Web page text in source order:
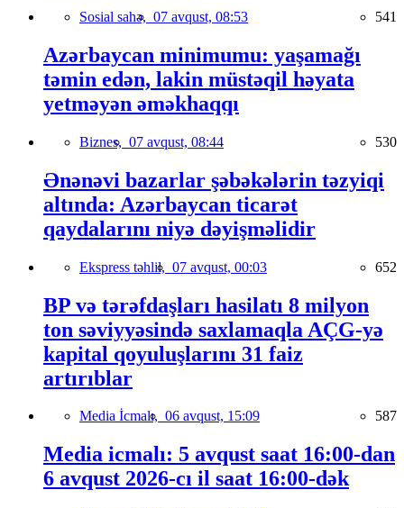
Sosial sahə, 07 avqust, 08:53 541
Azərbaycan minimumu: yaşamağı
təmin edən, lakin müstəqil həyata
yetməyən əməkhaqqı
Biznes, 07 avqust, 08:44 530
Ənənəvi bazarlar şəbəkələrin təzyiqi
altında: Azərbaycan ticarət
qaydalarını niyə dəyişməlidir
Ekspress təhlil, 07 avqust, 00:03 652
BP və tərəfdaşları hasilatı 8 milyon
ton səviyyəsində saxlamaqla AÇG-yə
kapital qoyuluşlarını 31 faiz
artırıblar
Media İcmalı, 06 avqust, 15:09 587
Media icmalı: 5 avqust saat 16:00-dan
6 avqust 2026-cı il saat 16:00-dək